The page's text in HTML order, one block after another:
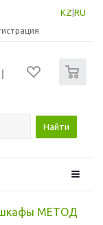
KZ RU
Найти
шкафы МЕТОД